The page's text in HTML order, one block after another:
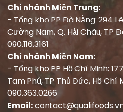
Chi nhánh Miền Trung:
- Tổng kho PP Đà Nẵng: 294
Cường Nam, Q. Hải Châu, TP
090.116.3161
Chi nhánh Miền Nam:
- Tổng kho PP Hồ Chí Minh:
Tam Phú, TP Thủ Đức, Hồ Chí
090.363.0266
Email: